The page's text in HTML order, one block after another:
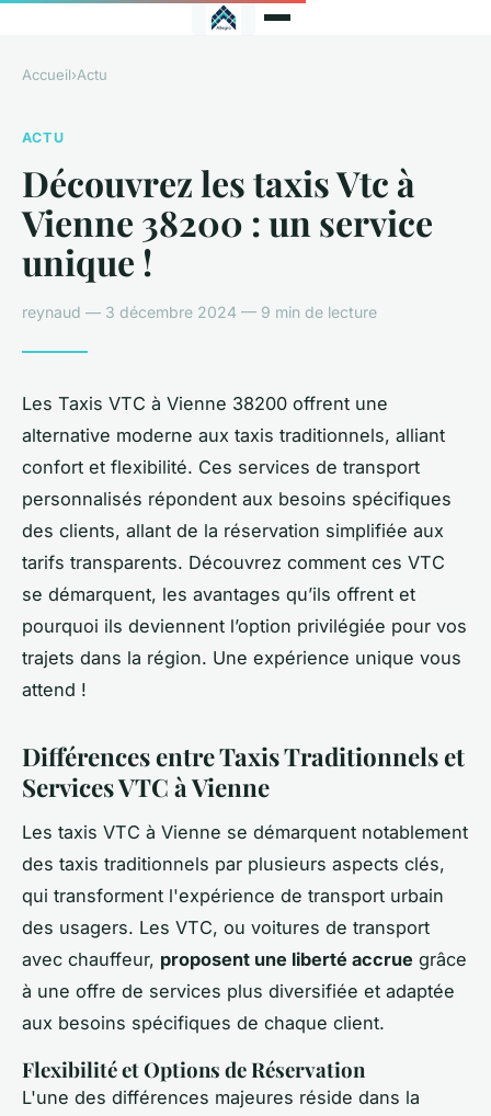
Accueil›Actu
ACTU
Découvrez les taxis Vtc à
Vienne 38200 : un service
unique !
reynaud — 3 décembre 2024 — 9 min de lecture
Les Taxis VTC à Vienne 38200 offrent une
alternative moderne aux taxis traditionnels, alliant
confort et flexibilité. Ces services de transport
personnalisés répondent aux besoins spécifiques
des clients, allant de la réservation simplifiée aux
tarifs transparents. Découvrez comment ces VTC
se démarquent, les avantages qu’ils offrent et
pourquoi ils deviennent l’option privilégiée pour vos
trajets dans la région. Une expérience unique vous
attend !
Différences entre Taxis Traditionnels et
Services VTC à Vienne
Les taxis VTC à Vienne se démarquent notablement
des taxis traditionnels par plusieurs aspects clés,
qui transforment l'expérience de transport urbain
des usagers. Les VTC, ou voitures de transport
avec chauffeur, proposent une liberté accrue grâce
à une offre de services plus diversifiée et adaptée
aux besoins spécifiques de chaque client.
Flexibilité et Options de Réservation
L'une des différences majeures réside dans la